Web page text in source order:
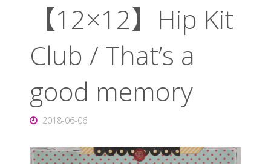
【12×12】Hip Kit
Club / That’s a
good memory
2018-06-06